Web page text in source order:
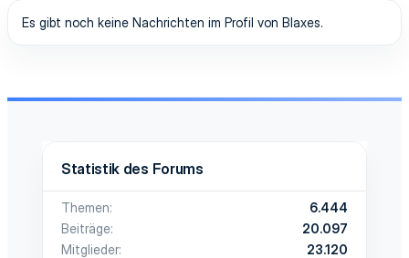
Es gibt noch keine Nachrichten im Profil von Blaxes.
Statistik des Forums
Themen
6.444
Beiträge
20.097
Mitglieder
23.120